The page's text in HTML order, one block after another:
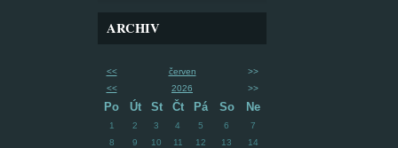
ARCHIV
<< červen
>>
<<
2026 >>
Po Út St Čt Pá So Ne
1 2 3 4 5 6
7
8
9 10 11 12 13
14